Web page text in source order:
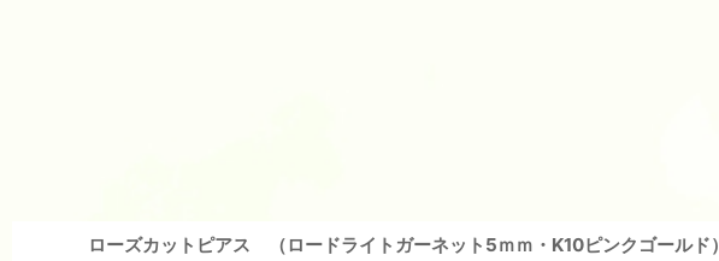
ローズカットピアス （ロードライトガーネット5ｍｍ・K10ピンクゴールド）